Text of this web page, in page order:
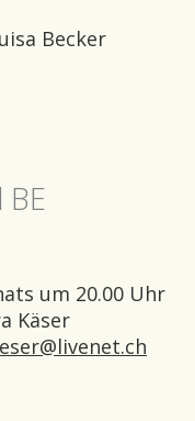
Becker
um 20.00 Uhr
Käser